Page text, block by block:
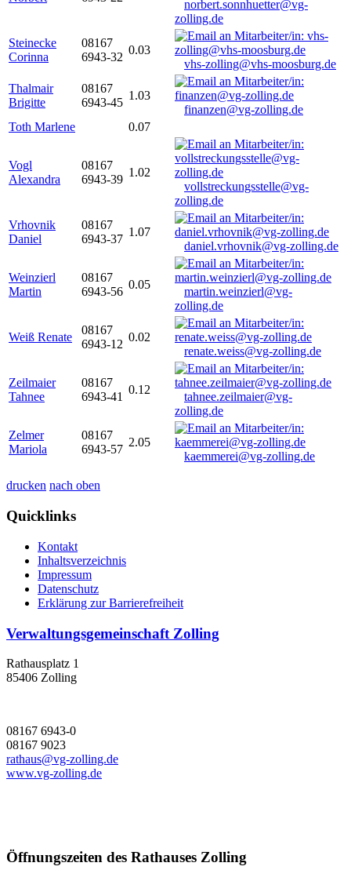
norbert.sonnhuetter@vg-
zolling.de
Steinecke
Corinna
08167
6943-32
0.03
vhs-zolling@vhs-moosburg.de
Thalmair
Brigitte
08167
6943-45
1.03
finanzen@vg-zolling.de
Toth Marlene
0.07
Vogl
Alexandra
08167
6943-39
1.02
vollstreckungsstelle@vg-
zolling.de
Vrhovnik
Daniel
08167
6943-37
1.07
daniel.vrhovnik@vg-zolling.de
Weinzierl
Martin
08167
6943-56
0.05
martin.weinzierl@vg-
zolling.de
Weiß Renate
08167
6943-12
0.02
renate.weiss@vg-zolling.de
Zeilmaier
Tahnee
08167
6943-41
0.12
tahnee.zeilmaier@vg-
zolling.de
Zelmer
Mariola
08167
6943-57
2.05
kaemmerei@vg-zolling.de
drucken nach oben
Quicklinks
Kontakt
Inhaltsverzeichnis
Impressum
Datenschutz
Erklärung zur Barrierefreiheit
Verwaltungsgemeinschaft Zolling
Rathausplatz 1
85406 Zolling
08167 6943-0
08167 9023
rathaus@vg-zolling.de
www.vg-zolling.de
Öffnungszeiten des Rathauses Zolling